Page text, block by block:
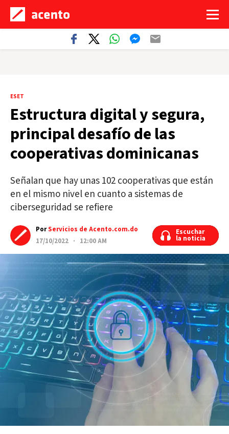
ESET
Estructura digital y segura,
principal desafío de las
cooperativas dominicanas
Señalan que hay unas 102 cooperativas que están
en el mismo nivel en cuanto a sistemas de
ciberseguridad se refiere
PorServicios de Acento.com.do
17/10/2022 · 12:00 AM
Escuchar
la noticia
Escuchar
la noticia